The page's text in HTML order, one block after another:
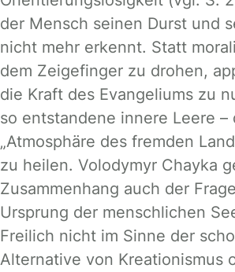
der Mensch seinen Durst und
nicht mehr erkennt. Statt
dem Zeigefinger zu drohen,
die Kraft des Evangeliums zu
so entstandene innere Leere –
„Atmosphäre des fremden
zu heilen. Volodymyr Chayka
Zusammenhang auch der
Ursprung der menschlichen
Freilich nicht im Sinne der
Alternative von Kreationismus